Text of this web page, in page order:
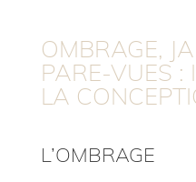
OMBRAGE,
PARE-VUES :
LA
L’OMBRAGE